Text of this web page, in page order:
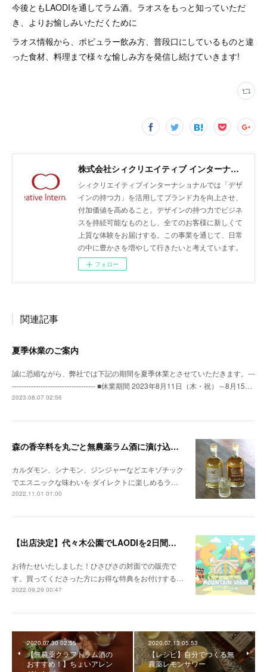
今後ともLAODIを通してラム酒、ラオスをもっと知っていただ
き、よりお愉しみいただくために
ラオス情報から、ポピュラー飲み方、普段口にしているものと違
った食材、料理まで様々な愉しみ方を発信し続けていきます!
株式会社シィクリエイティブ インターナショナル/無農薬クラフトラム酒LAODI、バオバブ由来のスキンケア化粧品emiiiの開発・輸入・販売、商品企画及びデザイン、販売促進、広告運用、EC支援
シィクリエイティブインターナショナルでは「デザ
インの持つ力」を活用してブランド力を向上させ、
付加価値を高めること。デザインの持つ力でビジネ
スを持続可能なものとし、全てのお客様に新しくて
上質な体験をお届けする。この事業を通じて、日常
の中に豊かさを増やして行きたいと考えています。
フォロー
関連記事
夏季休業のご案内
誠に恐縮ながら、弊社では下記の期間を夏季休業とさせていただきます。---
----------------------------------- ■休業期間 2023年8月11日（木・祝）～8月15…
2023.08.07 02:56
森の香辛料を丸ごと無農薬ラム酒に漬け込んだ 「本格スパイスドラムシリーズ」が新登場
カルダモン、シナモン、ジンジャーなどエキゾチック
でエスニックな味わいを ダイレクトに楽しめるラ…
2022.11.01 01:00
【出店決定】代々木公園でLAODIを2日間販売！購入特典も
お待たせいたしました！ひさびさの対面での販売で
す。買ってくださった方にお得な特典をお付けする…
2022.09.29 00:47
2020.07.30 02:55
【無農薬クラフトラム酒の
おすすめ！】ちょいアレン
2020.07.13 05:53
【レシピ】自分でつくる無
農薬レモンサワー